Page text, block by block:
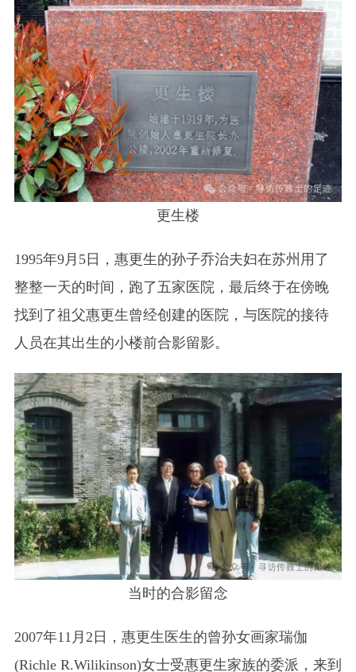
更生楼
1995年9月5日，惠更生的孙子乔治夫妇在苏州用了
整整一天的时间，跑了五家医院，最后终于在傍晚
找到了祖父惠更生曾经创建的医院，与医院的接待
人员在其出生的小楼前合影留影。
当时的合影留念
2007年11月2日，惠更生医生的曾孙女画家瑞伽
(Richle R.Wilikinson)女士受惠更生家族的委派，来到